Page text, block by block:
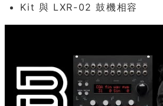
Kit 與 LXR-02 鼓機相容